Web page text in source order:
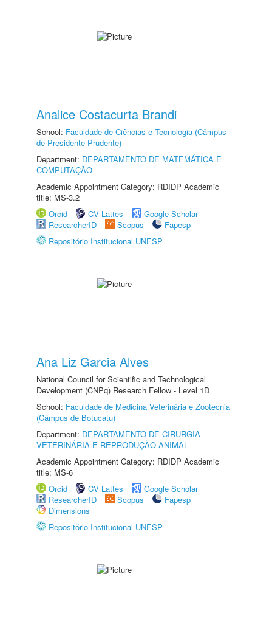
Analice Costacurta Brandi
School: Faculdade de Ciências e Tecnologia (Câmpus
de Presidente Prudente)
Department: DEPARTAMENTO DE MATEMÁTICA E
COMPUTAÇÃO
Academic Appointment Category: RDIDP Academic
title: MS-3.2
Orcid
CV Lattes
Google Scholar
ResearcherID
Scopus
Fapesp
Repositório Institucional UNESP
Ana Liz Garcia Alves
National Council for Scientific and Technological
Development (CNPq) Research Fellow - Level 1D
School: Faculdade de Medicina Veterinária e Zootecnia
(Câmpus de Botucatu)
Department: DEPARTAMENTO DE CIRURGIA
VETERINÁRIA E REPRODUÇÃO ANIMAL
Academic Appointment Category: RDIDP Academic
title: MS-6
Orcid
CV Lattes
Google Scholar
ResearcherID
Scopus
Fapesp
Dimensions
Repositório Institucional UNESP